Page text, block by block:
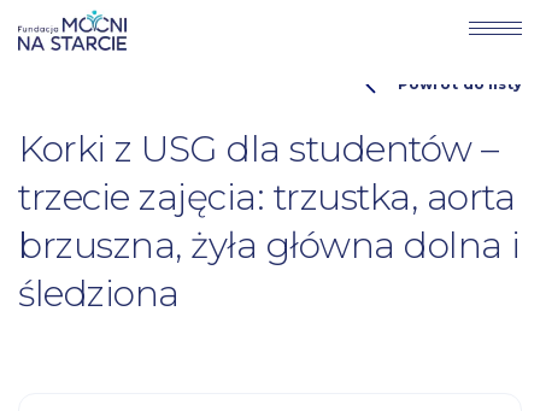
Korki z USG dla studentów –
trzecie zajęcia: trzustka, aorta
brzuszna, żyła główna dolna i
śledziona
Powrót do listy